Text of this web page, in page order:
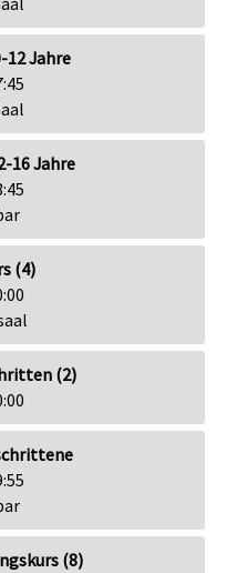
12 Jahre
16 Jahre
(4)
(2)
(8)